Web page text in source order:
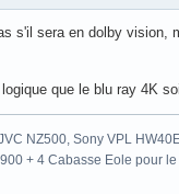
s'il sera en dolby vision,
que le blu ray 4K
NZ500, Sony VPL
+ 4 Cabasse Eole pour